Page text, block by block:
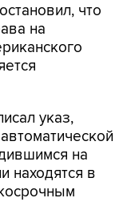
что
на
указ,
на
находятся в